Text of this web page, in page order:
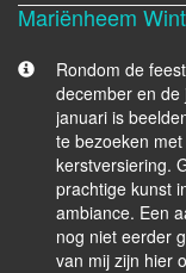
Mariënheem
Rondom de
december en de
januari is
te bezoeken
kerstversiering.
prachtige kunst
ambiance. Een
nog niet eerder
van mij zijn hier